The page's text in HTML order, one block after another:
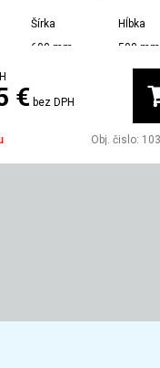
Šírka Hĺbka
600 mm 500 mm
€ bez DPH
Obj. čislo: